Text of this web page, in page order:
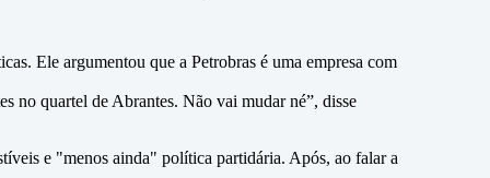
Ele argumentou que a Petrobras é uma empresa com
no quartel de Abrantes. Não vai mudar né”, disse
e "menos ainda" política partidária. Após, ao falar a